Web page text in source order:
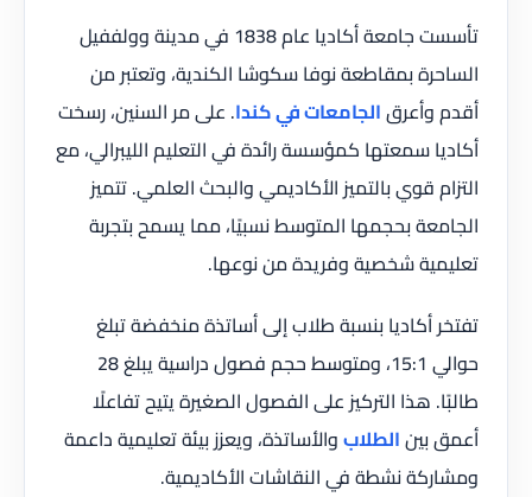
تأسست جامعة أكاديا عام 1838 في مدينة وولففيل
الساحرة بمقاطعة نوفا سكوشا الكندية، وتعتبر من
أقدم وأعرقالجامعات في كندا. على مر السنين، رسخت
أكاديا سمعتها كمؤسسة رائدة في التعليم الليبرالي، مع
التزام قوي بالتميز الأكاديمي والبحث العلمي. تتميز
الجامعة بحجمها المتوسط نسبيًا، مما يسمح بتجربة
تعليمية شخصية وفريدة من نوعها.
تفتخر أكاديا بنسبة طلاب إلى أساتذة منخفضة تبلغ
حوالي 15:1، ومتوسط حجم فصول دراسية يبلغ 28
طالبًا. هذا التركيز على الفصول الصغيرة يتيح تفاعلًا
أعمق بينالطلابوالأساتذة، ويعزز بيئة تعليمية داعمة
ومشاركة نشطة في النقاشات الأكاديمية.